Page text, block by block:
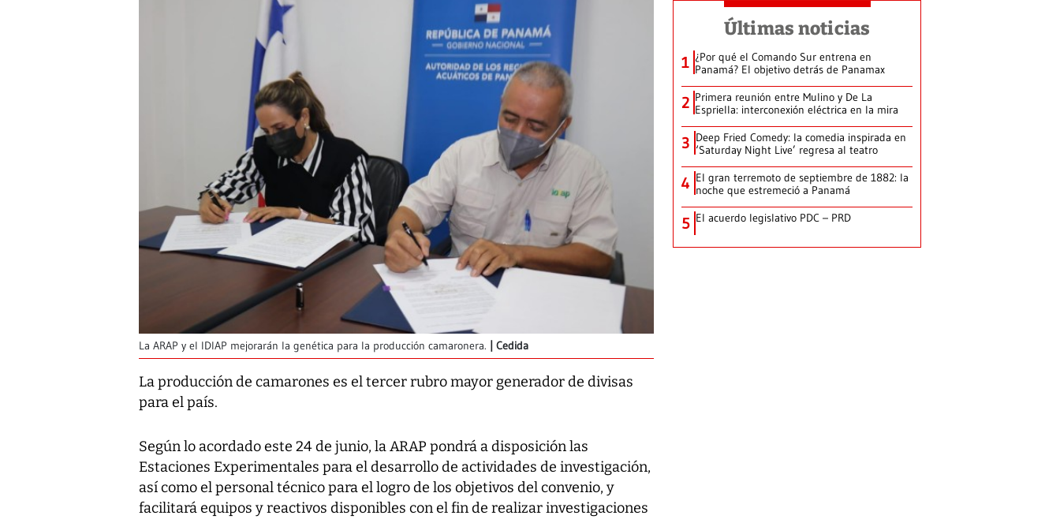
La ARAP y el IDIAP mejorarán la genética para la producción camaronera. Cedida
La producción de camarones es el tercer rubro mayor generador de divisas
para el país.
Según lo acordado este 24 de junio, la ARAP pondrá a disposición las
Estaciones Experimentales para el desarrollo de actividades de investigación,
así como el personal técnico para el logro de los objetivos del convenio, y
facilitará equipos y reactivos disponibles con el fin de realizar investigaciones
Últimas noticias
1 ¿Por qué el Comando Sur entrena en
Panamá? El objetivo detrás de Panamax
2 Primera reunión entre Mulino y De La
Espriella: interconexión eléctrica en la mira
3 Deep Fried Comedy: la comedia inspirada en
‘Saturday Night Live’ regresa al teatro
4 El gran terremoto de septiembre de 1882: la
noche que estremeció a Panamá
5 El acuerdo legislativo PDC – PRD